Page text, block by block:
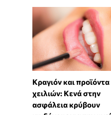
Κραγιόν και προϊόντα
χειλιών: Κενά στην
ασφάλεια κρύβουν